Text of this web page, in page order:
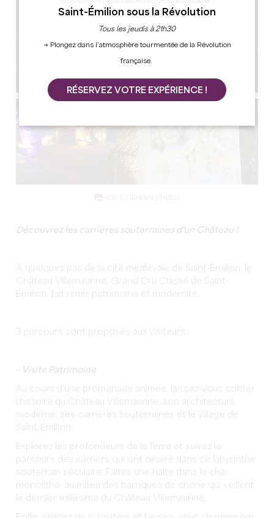
Découvrez les carrières souterraines d'un Château !
À quelques pas de la cité médiévale de Saint-Émilion, le
Château Villemaurine, Grand Cru Classé de Saint-
Émilion, fait rimer patrimoine et modernité.
3 parcours sont proposés aux visiteurs :
- Visite Patrimoine
Au cours d’une promenade animée, laissez-vous conter
l’histoire du Château Villemaurine, son architecture
moderne, ses carrières souterraines et le village de
Saint-Emilion.
Explorez les profondeurs de la Terre et suivez le
parcours des carriers qui ont œuvré dans ce labyrinthe
souterrain séculaire. Faites une halte dans le chai
monolithe, au milieu des barriques de chêne qui veillent
le dernier millésime du Château Villemaurine.
Saint-Émilion sous la Révolution
Tous les jeudis à 21h30
→ Plongez dans l’atmosphère tourmentée de la Révolution
française.
RÉSERVEZ VOTRE EXPÉRIENCE !